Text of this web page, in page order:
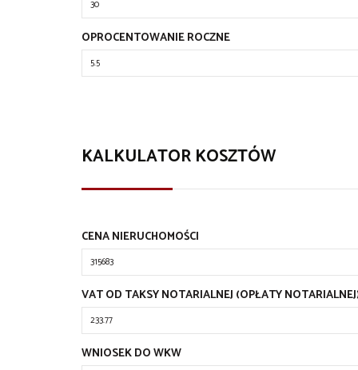
OPROCENTOWANIE ROCZNE
KALKULATOR KOSZTÓW
CENA NIERUCHOMOŚCI
VAT OD TAKSY NOTARIALNEJ (OPŁATY
WNIOSEK DO WKW